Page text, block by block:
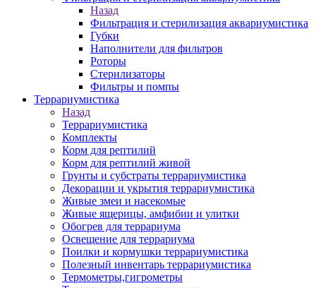
Назад
Фильтрация и стерилизация аквариумистика
Губки
Наполнители для фильтров
Роторы
Стерилизаторы
Фильтры и помпы
Террариумистика
Назад
Террариумистика
Комплекты
Корм для рептилий
Корм для рептилий живой
Грунты и субстраты террариумистика
Декорации и укрытия террариумистика
Живые змеи и насекомые
Живые ящерицы, амфибии и улитки
Обогрев для террариума
Освещение для террариума
Поилки и кормушки террариумистика
Полезный инвентарь террариумистика
Термометры,гигрометры